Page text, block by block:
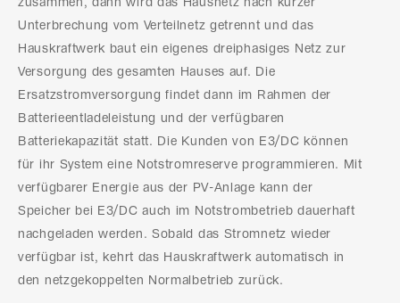
zusammen, dann wird das Hausnetz nach kurzer
Unterbrechung vom Verteilnetz getrennt und das
Hauskraftwerk baut ein eigenes dreiphasiges Netz zur
Versorgung des gesamten Hauses auf. Die
Ersatzstromversorgung findet dann im Rahmen der
Batterieentladeleistung und der verfügbaren
Batteriekapazität statt. Die Kunden von E3/DC können
für ihr System eine Notstromreserve programmieren. Mit
verfügbarer Energie aus der PV-Anlage kann der
Speicher bei E3/DC auch im Notstrombetrieb dauerhaft
nachgeladen werden. Sobald das Stromnetz wieder
verfügbar ist, kehrt das Hauskraftwerk automatisch in
den netzgekoppelten Normalbetrieb zurück.